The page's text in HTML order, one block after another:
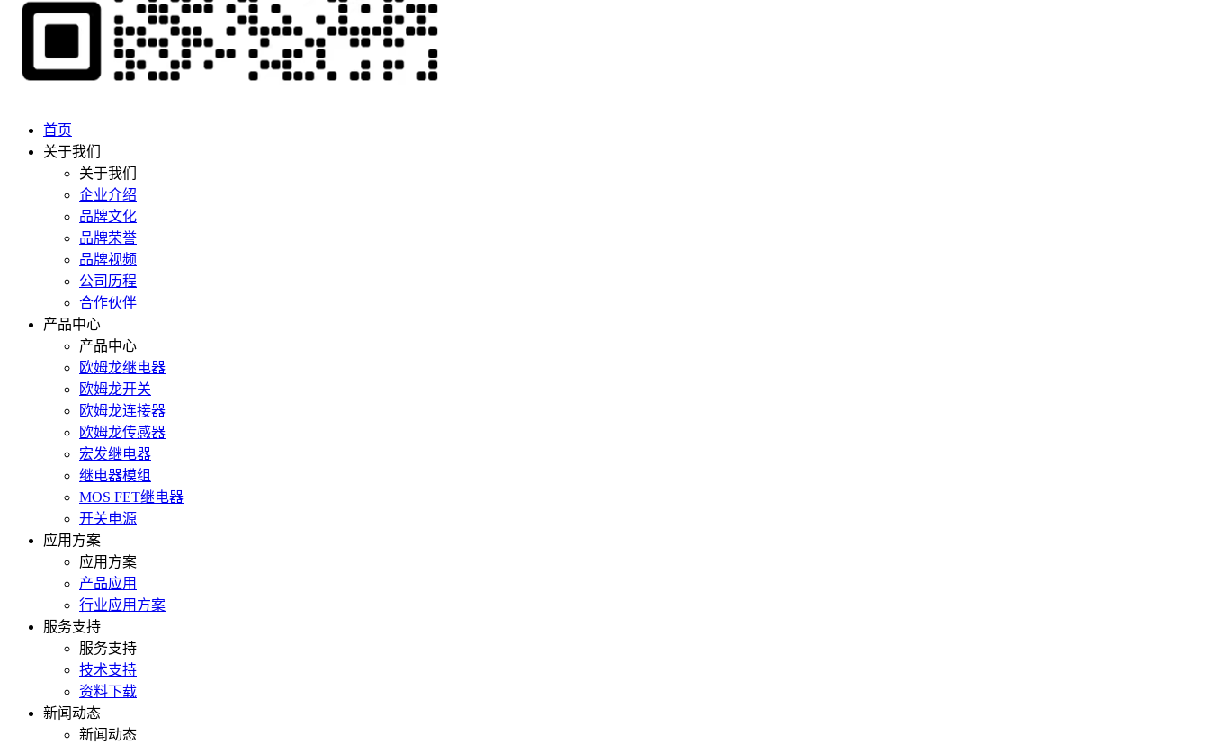
首页
关于我们
关于我们
企业介绍
品牌文化
品牌荣誉
品牌视频
公司历程
合作伙伴
产品中心
产品中心
欧姆龙继电器
欧姆龙开关
欧姆龙连接器
欧姆龙传感器
宏发继电器
继电器模组
MOS FET继电器
开关电源
应用方案
应用方案
产品应用
行业应用方案
服务支持
服务支持
技术支持
资料下载
新闻动态
新闻动态